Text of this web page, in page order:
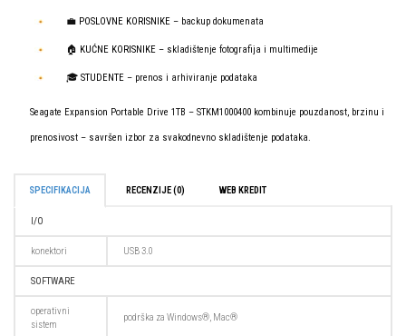
💼 POSLOVNE KORISNIKE – backup dokumenata
🏠 KUĆNE KORISNIKE – skladištenje fotografija i multimedije
🎓 STUDENTE – prenos i arhiviranje podataka
Seagate Expansion Portable Drive 1TB – STKM1000400 kombinuje pouzdanost, brzinu i
prenosivost – savršen izbor za svakodnevno skladištenje podataka.
SPECIFIKACIJA RECENZIJE (0) WEB KREDIT
I/O
konektori USB 3.0
SOFTWARE
operativni
sistem
podrška za Windows®, Mac®